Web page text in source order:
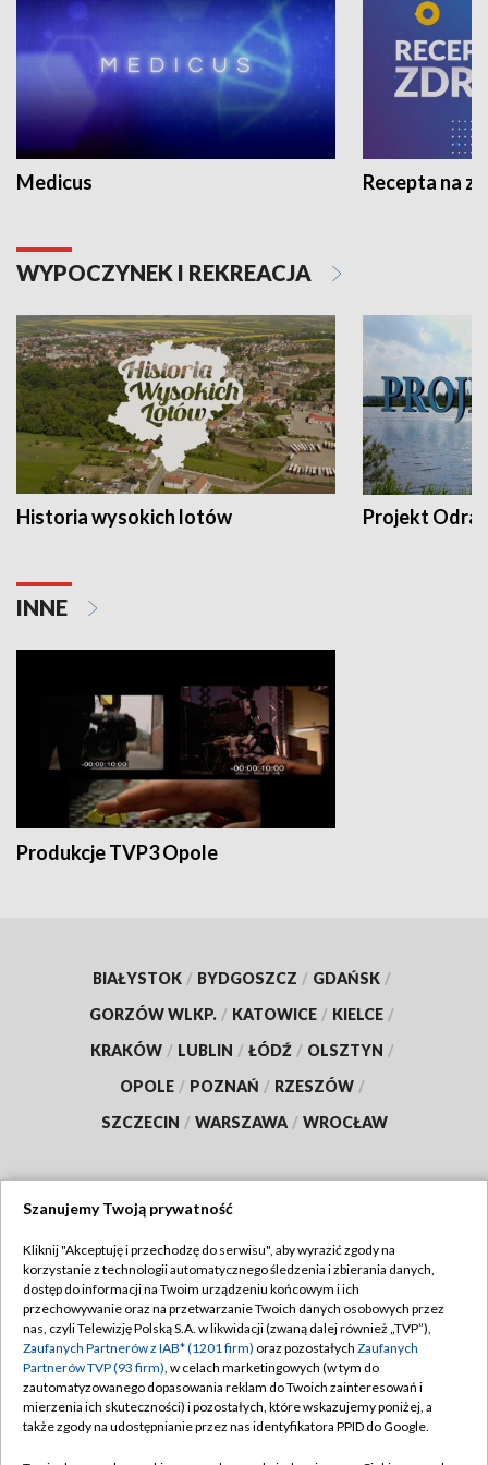
Medicus Recepta na
WYPOCZYNEK I REKREACJA
Historia wysokich lotów Projekt Odra
INNE
Produkcje TVP3 Opole
BIAŁYSTOK / BYDGOSZCZ / GDAŃSK /
GORZÓW WLKP. / KATOWICE / KIELCE /
KRAKÓW / LUBLIN / ŁÓDŹ / OLSZTYN /
OPOLE / POZNAŃ / RZESZÓW /
SZCZECIN / WARSZAWA / WROCŁAW
TVP
Abonament TVP
Emisja w TVP
Centrum informacji TVP
Naziemna Telewizja Cyfrowa
Regulamin TVP
Polityka prywatności
Moje zgody
Pomoc
Szanujemy Twoją prywatność
Kliknij "Akceptuję i przechodzę do serwisu", aby wyrazić zgody na
korzystanie z technologii automatycznego śledzenia i zbierania danych,
dostęp do informacji na Twoim urządzeniu końcowym i ich
przechowywanie oraz na przetwarzanie Twoich danych osobowych przez
nas, czyli Telewizję Polską S.A. w likwidacji (zwaną dalej również „TVP”),
Zaufanych Partnerów z IAB* (1201 firm) oraz pozostałych Zaufanych
Partnerów TVP (93 firm), w celach marketingowych (w tym do
zautomatyzowanego dopasowania reklam do Twoich zainteresowań i
mierzenia ich skuteczności) i pozostałych, które wskazujemy poniżej, a
także zgody na udostępnianie przez nas identyfikatora PPID do Google.